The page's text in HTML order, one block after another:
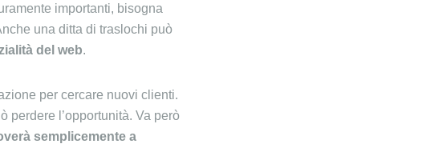
importanti, bisogna
una ditta di traslochi può
del web.
per cercare nuovi clienti.
perdere l’opportunità. Va però
semplicemente a